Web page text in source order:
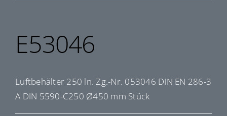
E53046
Luftbehälter 250 ln. Zg.-Nr. 053046 DIN EN 286-3
A DIN 5590-C250 Ø450 mm Stück